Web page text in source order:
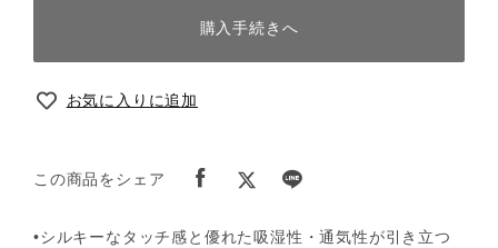
購入手続きへ
お気に入りに追加
この商品をシェア
•シルキーなタッチ感と優れた吸湿性・通気性が引き立つ